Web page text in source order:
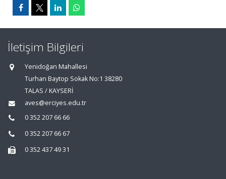
İletişim Bilgileri
Yenidoğan Mahallesi
Turhan Baytop Sokak No:1 38280
TALAS / KAYSERİ
aves@erciyes.edu.tr
0 352 207 66 66
0 352 207 66 67
0 352 437 49 31